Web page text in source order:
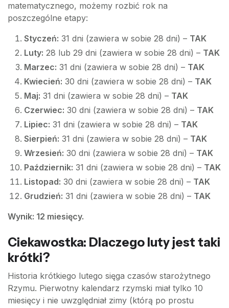
matematycznego, możemy rozbić rok na
poszczególne etapy:
Styczeń: 31 dni (zawiera w sobie 28 dni) – TAK
Luty: 28 lub 29 dni (zawiera w sobie 28 dni) – TAK
Marzec: 31 dni (zawiera w sobie 28 dni) – TAK
Kwiecień: 30 dni (zawiera w sobie 28 dni) – TAK
Maj: 31 dni (zawiera w sobie 28 dni) – TAK
Czerwiec: 30 dni (zawiera w sobie 28 dni) – TAK
Lipiec: 31 dni (zawiera w sobie 28 dni) – TAK
Sierpień: 31 dni (zawiera w sobie 28 dni) – TAK
Wrzesień: 30 dni (zawiera w sobie 28 dni) – TAK
Październik: 31 dni (zawiera w sobie 28 dni) – TAK
Listopad: 30 dni (zawiera w sobie 28 dni) – TAK
Grudzień: 31 dni (zawiera w sobie 28 dni) – TAK
Wynik: 12 miesięcy.
Ciekawostka: Dlaczego luty jest taki
krótki?
Historia krótkiego lutego sięga czasów starożytnego
Rzymu. Pierwotny kalendarz rzymski miał tylko 10
miesięcy i nie uwzględniał zimy (którą po prostu